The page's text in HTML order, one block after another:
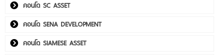
คอนโด SC ASSET
คอนโด SENA DEVELOPMENT
คอนโด SIAMESE ASSET